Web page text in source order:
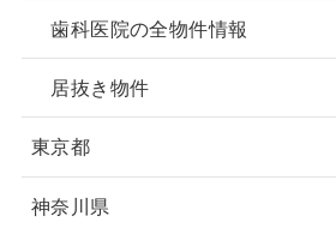
歯科医院の全物件情報
居抜き物件
東京都
神奈川県